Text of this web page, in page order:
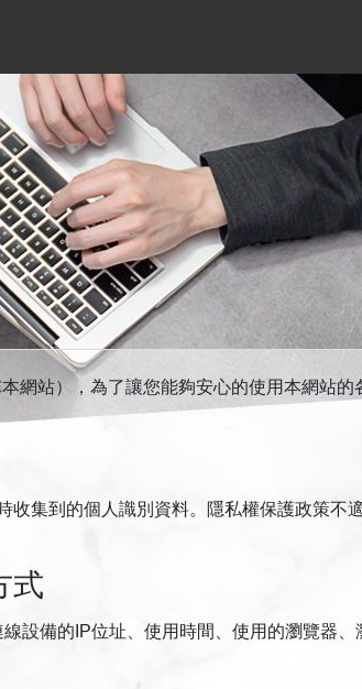
網站），為了讓您能夠安心的使用本網站
集到的個人識別資料。隱私權保護政策
式
設備的IP位址、使用時間、使用的瀏覽器